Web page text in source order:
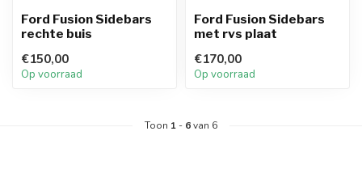
Ford Fusion Sidebars
rechte buis
€150,00
Op voorraad
Ford Fusion Sidebars
met rvs plaat
€170,00
Op voorraad
Toon 1 - 6van 6